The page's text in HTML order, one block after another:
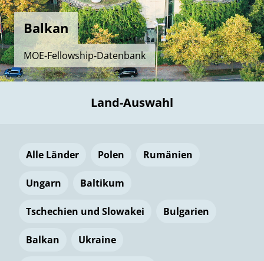
Balkan
MOE-Fellowship-Datenbank
Land-Auswahl
Alle Länder Polen Rumänien
Ungarn Baltikum
Tschechien und Slowakei Bulgarien
Balkan Ukraine